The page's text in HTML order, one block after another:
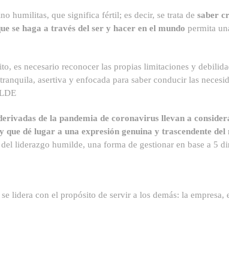
humilitas, que significa fértil; es decir, se trata de saber
se haga a través del ser y hacer en el mundo permita
es necesario reconocer las propias limitaciones y
asertiva y enfocada para saber conducir las
de la pandemia de coronavirus llevan a
dé lugar a una expresión genuina y trascendente del
liderazgo humilde, una forma de gestionar en base a 5
se lidera con el propósito de servir a los demás: la